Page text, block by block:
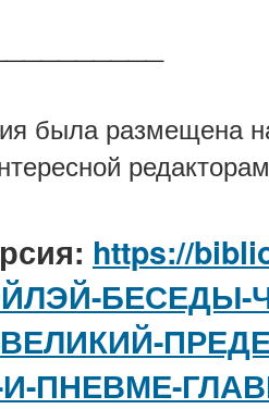
была размещена
https://
БЕСЕДЫ-
ПНЕВМЕ-